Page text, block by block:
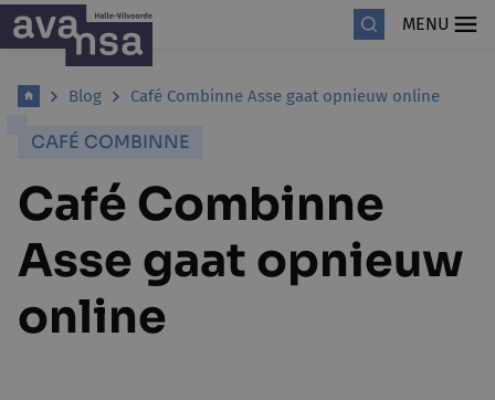
MENU
Blog Café Combinne Asse gaat opnieuw online
CAFÉ COMBINNE
Café Combinne
Asse gaat opnieuw
online